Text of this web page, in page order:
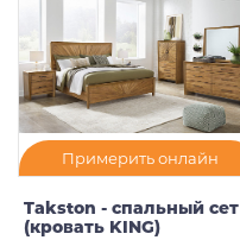
Примерить онлайн
Takston - спальный сет
(кровать KING)